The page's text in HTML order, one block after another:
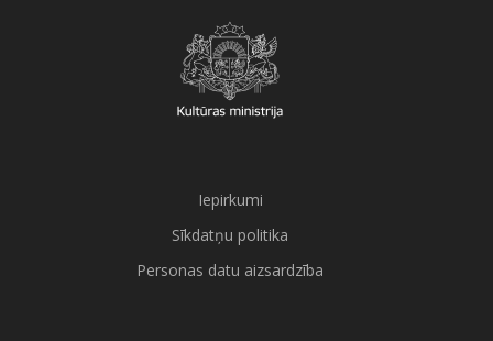
Iepirkumi
Sīkdatņu politika
Personas datu aizsardzība